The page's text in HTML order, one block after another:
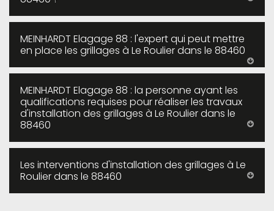
MEINHARDT Elagage 88 : l'expert qui peut mettre
en place les grillages à Le Roulier dans le 88460
MEINHARDT Elagage 88 : la personne ayant les
qualifications requises pour réaliser les travaux
d'installation des grillages à Le Roulier dans le
88460
Les interventions d'installation des grillages à Le
Roulier dans le 88460